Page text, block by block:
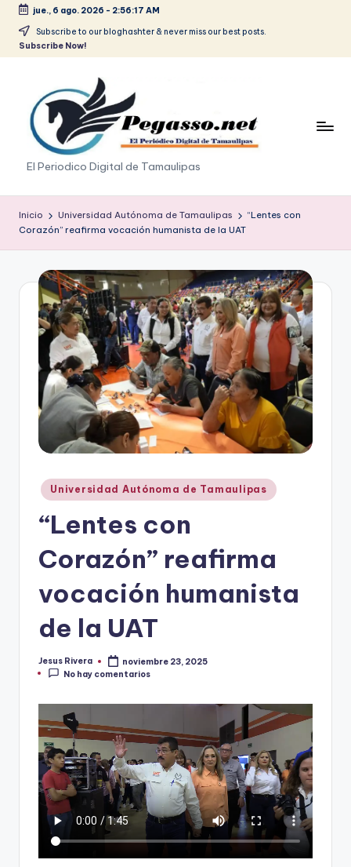
Saltar
jue., 6 ago. 2026 - 2:56:17 AM
Subscribe to our bloghashter & never miss our best posts.
Subscribe Now!
p
e
g
a
El Periodico Digital de Tamaulipas
Inicio Universidad Autónoma de Tamaulipas
“Lentes con
Corazón” reafirma vocación humanista de la UAT
Publicado
en
Universidad Autónoma de Tamaulipas
“Lentes con
Corazón” reafirma
vocación humanista
de la UAT
Publicado
por
Jesus Rivera
noviembre 23, 2025
No hay comentarios